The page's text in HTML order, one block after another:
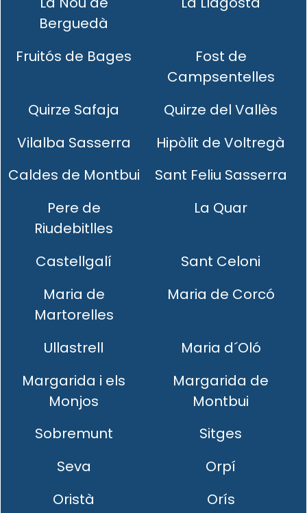
Berguedà
Fruitós de Bages
Fost de
Campsentelles
Quirze Safaja
Quirze del Vallès
Vilalba Sasserra
Hipòlit de Voltregà
Caldes de Montbui
Sant Feliu Sasserra
Pere de
Riudebitlles
La Quar
Castellgalí
Sant Celoni
Maria de
Martorelles
Maria de Corcó
Ullastrell
Maria d´Oló
Margarida i els
Monjos
Margarida de
Montbui
Sobremunt
Sitges
Seva
Orpí
Oristà
Orís